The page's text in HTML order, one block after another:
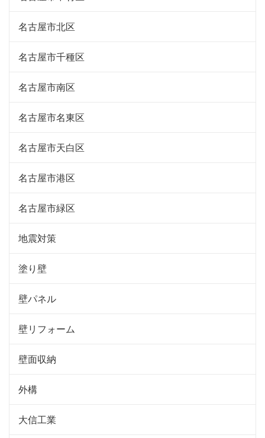
名古屋市北区
名古屋市千種区
名古屋市南区
名古屋市名東区
名古屋市天白区
名古屋市港区
名古屋市緑区
地震対策
塗り壁
壁パネル
壁リフォーム
壁面収納
外構
大信工業